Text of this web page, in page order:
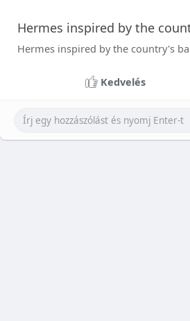
Hermes inspired by the
Hermes inspired by the country's
Kedvelés